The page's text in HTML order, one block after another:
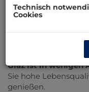
perfekte Grundlage
ruhige, sonnige
Kindergärten und
in unmittelbarer
Graz ist in wenigen
Sie hohe
genießen.
Technisch
Cookies